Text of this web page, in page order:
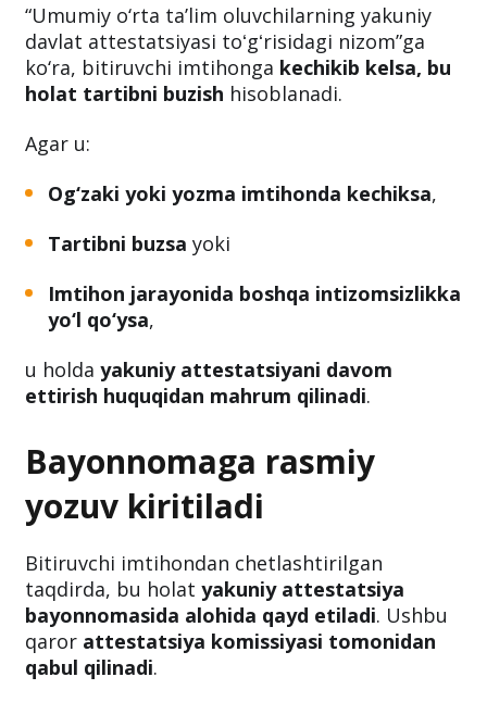
“Umumiy o‘rta taʼlim oluvchilarning yakuniy
davlat attestatsiyasi toʻgʻrisidagi nizom”ga
ko‘ra, bitiruvchi imtihonga kechikib kelsa, bu
holat tartibni buzish hisoblanadi.
Agar u:
Og‘zaki yoki yozma imtihonda kechiksa,
Tartibni buzsa yoki
Imtihon jarayonida boshqa intizomsizlikka
yo‘l qo‘ysa,
u holda yakuniy attestatsiyani davom
ettirish huquqidan mahrum qilinadi.
Bayonnomaga rasmiy
yozuv kiritiladi
Bitiruvchi imtihondan chetlashtirilgan
taqdirda, bu holat yakuniy attestatsiya
bayonnomasida alohida qayd etiladi. Ushbu
qaror attestatsiya komissiyasi tomonidan
qabul qilinadi.